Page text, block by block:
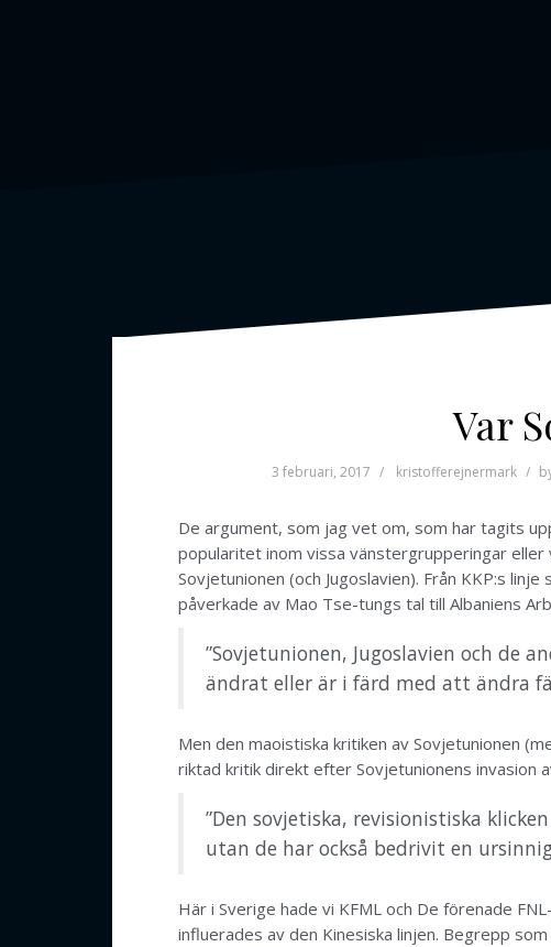
Var
3 februari, 2017 kristofferejnermark
De argument, som jag vet om, som har tagits
popularitet inom vissa vänstergrupperingar
Sovjetunionen (och Jugoslavien). Från KKP:s
påverkade av Mao Tse-tungs tal till Albaniens
”Sovjetunionen, Jugoslavien och de
ändrat eller är i färd med att ändra
Men den maoistiska kritiken av Sovjetunionen
riktad kritik direkt efter Sovjetunionens invasion
”Den sovjetiska, revisionistiska
utan de har också bedrivit en
Här i Sverige hade vi KFML och De förenade
influerades av den Kinesiska linjen. Begrepp